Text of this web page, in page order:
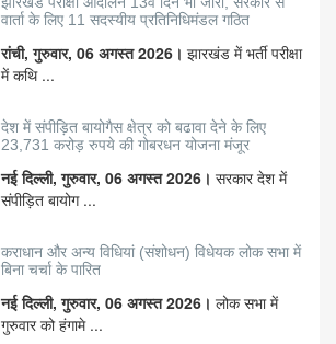
वार्ता के लिए 11 सदस्यीय प्रतिनिधिमंडल गठित
रांची, गुरुवार, 06 अगस्त 2026। झारखंड में भर्ती परीक्षा
में कथि ...
देश में संपीड़ित बायोगैस क्षेत्र को बढावा देने के लिए
23,731 करोड़ रुपये की गोबरधन योजना मंजूर
नई दिल्ली, गुरुवार, 06 अगस्त 2026। सरकार देश में
संपीड़ित बायोग ...
कराधान और अन्य विधियां (संशोधन) विधेयक लोक सभा में
बिना चर्चा के पारित
नई दिल्ली, गुरुवार, 06 अगस्त 2026। लोक सभा में
गुरुवार को हंगामे ...